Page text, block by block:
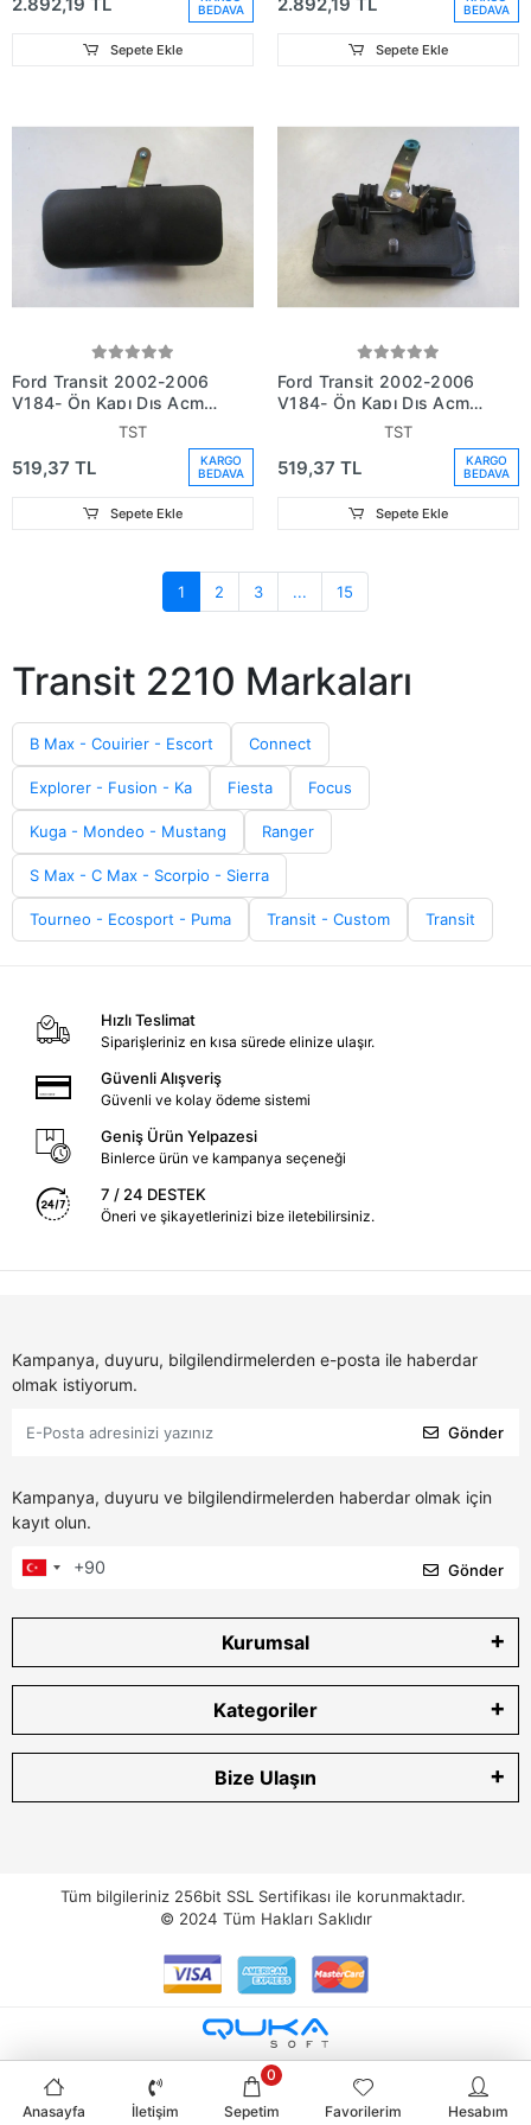
BEDAVA
Sepete Ekle
BEDAVA
Sepete Ekle
Ford Transit 2002-2006
V184- Ön Kapı Dış Açma
Kolu Sağ (Oem No:
TST
519,37 TL
KARGO
BEDAVA
Sepete Ekle
Ford Transit 2002-2006
V184- Ön Kapı Dış Açma
Kolu Sol (Oem No:
TST
519,37 TL
KARGO
BEDAVA
Sepete Ekle
1 2 3 ... 15
Transit 2210 Markaları
B Max - Couirier - Escort Connect
Explorer - Fusion - Ka Fiesta Focus
Kuga - Mondeo - Mustang Ranger
S Max - C Max - Scorpio - Sierra
Tourneo - Ecosport - Puma Transit - Custom Transit
Hızlı Teslimat
Siparişleriniz en kısa sürede elinize ulaşır.
Güvenli Alışveriş
Güvenli ve kolay ödeme sistemi
Geniş Ürün Yelpazesi
Binlerce ürün ve kampanya seçeneği
7 / 24 DESTEK
Öneri ve şikayetlerinizi bize iletebilirsiniz.
Kampanya, duyuru, bilgilendirmelerden e-posta ile haberdar
olmak istiyorum.
Gönder
Kampanya, duyuru ve bilgilendirmelerden haberdar olmak için
kayıt olun.
Gönder
Kurumsal
Kategoriler
Bize Ulaşın
Tüm bilgileriniz 256bit SSL Sertifikası ile korunmaktadır.
© 2024 Tüm Hakları Saklıdır
Anasayfa İletişim Sepetim
0
Favorilerim Hesabım